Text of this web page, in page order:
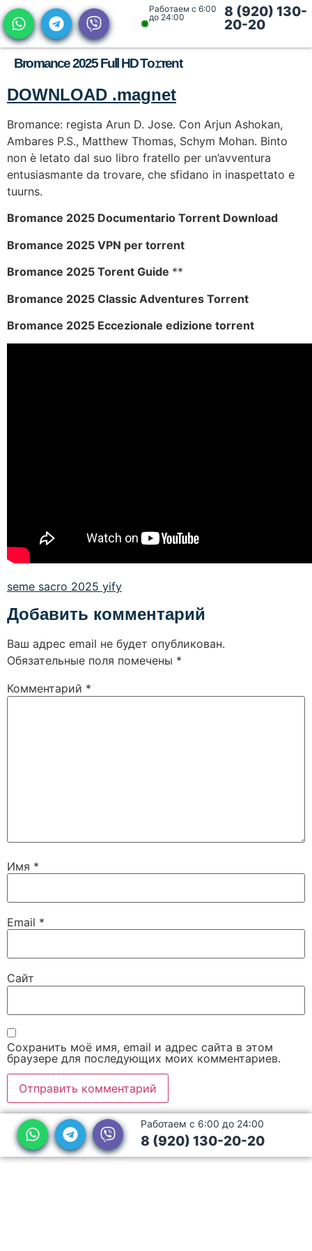
Работаем с 6:00
до 24:00
8 (920) 130-
20-20
Bromance 2025 Full HD To𝚛rent
DOWNLOAD .magnet
Bromance: regista Arun D. Jose. Con Arjun Ashokan,
Ambares P.S., Matthew Thomas, Schym Mohan. Binto
non è letato dal suo libro fratello per un’avventura
entusiasmante da trovare, che sfidano in inaspettato e
tuurns.
Bromance 2025 Documentario Torrent Download
Bromance 2025 VPN per torrent
Bromance 2025 Torent Guide **
Bromance 2025 Classic Adventures Torrent
Bromance 2025 Eccezionale edizione torrent
seme sacro 2025 yify
Добавить комментарий
Ваш адрес email не будет опубликован.
Обязательные поля помечены *
Комментарий *
Имя *
Email *
Сайт
Сохранить моё имя, email и адрес сайта в этом
браузере для последующих моих комментариев.
Работаем с 6:00 до 24:00
8 (920) 130-20-20